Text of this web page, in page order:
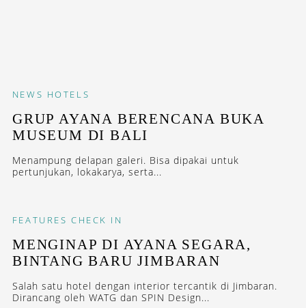
NEWS HOTELS
GRUP AYANA BERENCANA BUKA
MUSEUM DI BALI
Menampung delapan galeri. Bisa dipakai untuk
pertunjukan, lokakarya, serta...
FEATURES CHECK IN
MENGINAP DI AYANA SEGARA,
BINTANG BARU JIMBARAN
Salah satu hotel dengan interior tercantik di Jimbaran.
Dirancang oleh WATG dan SPIN Design...